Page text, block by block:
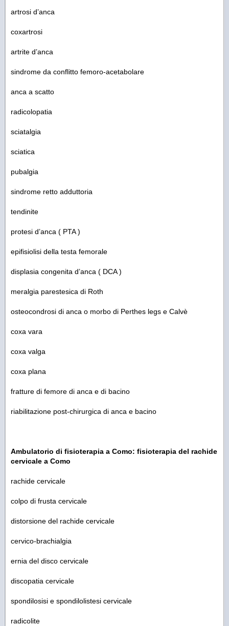
artrosi d’anca
coxartrosi
artrite d’anca
sindrome da conflitto femoro-acetabolare
anca a scatto
radicolopatia
sciatalgia
sciatica
pubalgia
sindrome retto adduttoria
tendinite
protesi d’anca ( PTA )
epifisiolisi della testa femorale
displasia congenita d’anca ( DCA )
meralgia parestesica di Roth
osteocondrosi di anca o morbo di Perthes legs e Calvè
coxa vara
coxa valga
coxa plana
fratture di femore di anca e di bacino
riabilitazione post-chirurgica di anca e bacino
Ambulatorio di fisioterapia a Como: fisioterapia del rachide
cervicale a Como
rachide cervicale
colpo di frusta cervicale
distorsione del rachide cervicale
cervico-brachialgia
ernia del disco cervicale
discopatia cervicale
spondilosisi e spondilolistesi cervicale
radicolite